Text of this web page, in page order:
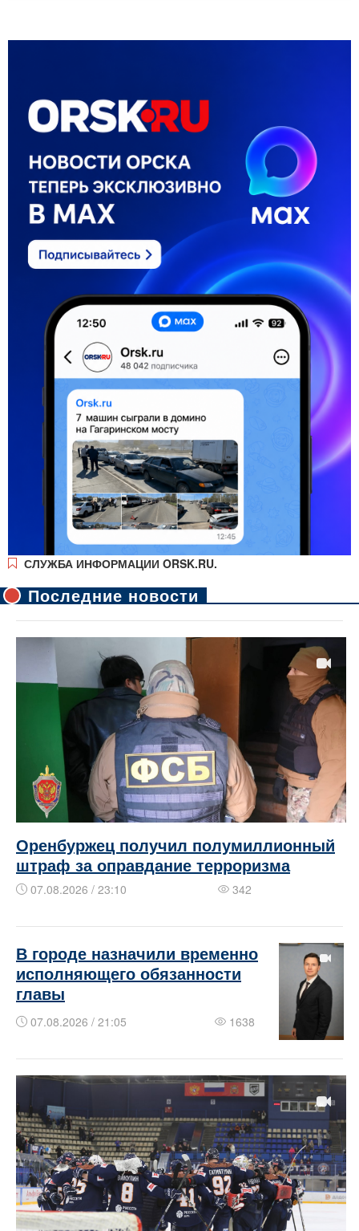
СЛУЖБА ИНФОРМАЦИИ ORSK.RU.
Последние новости
Оренбуржец получил полумиллионный
штраф за оправдание терроризма
07.08.2026 / 23:10 342
В городе назначили временно
исполняющего обязанности
главы
07.08.2026 / 21:05 1638